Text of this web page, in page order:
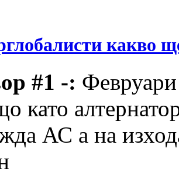
какво
#1 -:
като
АС а на